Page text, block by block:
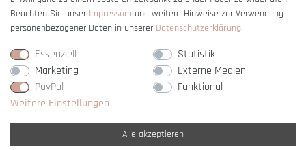
Beachten Sie unser Impressum und weitere Hinweise zur Verwendung
personenbezogener Daten in unserer Daten­schutz­erklärung.
Essenziell
Statistik
Marketing
Externe Medien
PayPal
Funktional
Weitere Einstellungen
Alle akzeptieren